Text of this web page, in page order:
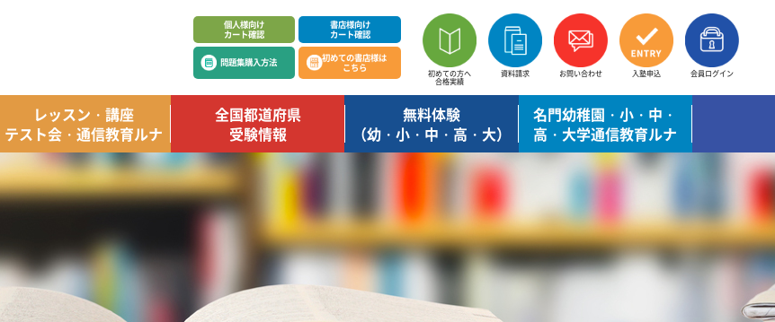
個人様向け
カート確認
書店様向け
カート確認
問題集購入方法 初めての書店様は
こちら 初めての方へ
合格実績
資料請求 お問い合わせ 入塾申込 会員ログイン
レッスン・講座
テスト会・通信教育ルナ
全国都道府県
受験情報
無料体験
（幼・小・中・高・大）
名門幼稚園・小・中・
高・大学通信教育ルナ